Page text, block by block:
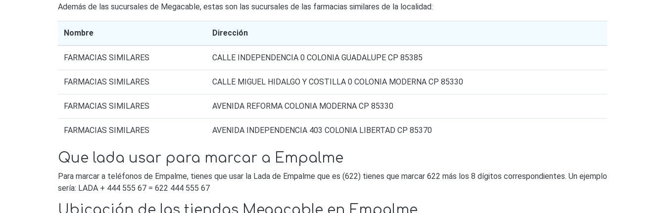
Además de las sucursales de Megacable, estas son las sucursales de las farmacias similares de la localidad:
Nombre Dirección
FARMACIAS SIMILARES CALLE INDEPENDENCIA 0 COLONIA GUADALUPE CP 85385
FARMACIAS SIMILARES CALLE MIGUEL HIDALGO Y COSTILLA 0 COLONIA MODERNA CP 85330
FARMACIAS SIMILARES AVENIDA REFORMA COLONIA MODERNA CP 85330
FARMACIAS SIMILARES AVENIDA INDEPENDENCIA 403 COLONIA LIBERTAD CP 85370
Que lada usar para marcar a Empalme
Para marcar a teléfonos de Empalme, tienes que usar la Lada de Empalme que es (622) tienes que marcar 622 más los 8 dígitos correspondientes. Un ejemplo
sería: LADA + 444 555 67 = 622 444 555 67